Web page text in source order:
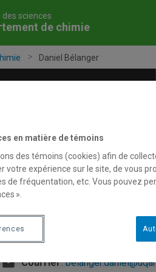
des sciences
de chimie
Daniel Bélanger
Bélanger
Professeur émérite
Courriel:
en matière de témoins
des témoins (cookies) afin de
votre expérience sur le site, de vous
de fréquentation, etc. Vous pouvez
».